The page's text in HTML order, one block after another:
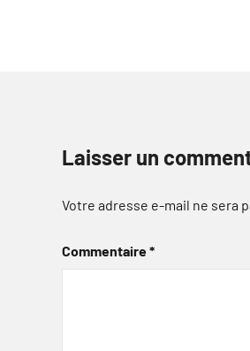
Laisser un
Votre adresse e-mail ne sera
Commentaire*